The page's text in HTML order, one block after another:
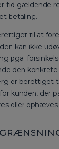
tid gældende
betaling.
til at
kan ikke
pga.
den
er berettiget
kunden, der
eller ophæves